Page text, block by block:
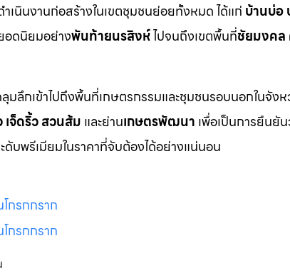
ำเนินงานก่อสร้างในเขตชุมชนย่อยทั้งหมด ได้แก่ บ้านบ่อ
อดนิยมอย่างพันท้ายนรสิงห์ไปจนถึงเขตพื้นที่ชัยมงคล
มลึกเข้าไปถึงพื้นที่เกษตรกรรมและชุมชนรอบนอกในจัง
เจ็ดริ้ว สวนส้ม และย่านเกษตรพัฒนา เพื่อเป็นการยืนยั
ดับพรีเมียมในราคาที่จับต้องได้อย่างแน่นอน
กรกกราก
กรกกราก